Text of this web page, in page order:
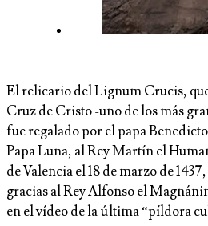
El relicario del Lignum Crucis,
Cruz de Cristo -uno de los más
fue regalado por el papa
Papa Luna, al Rey Martín el
de Valencia el 18 de marzo de
gracias al Rey Alfonso el
en el vídeo de la última “píldora